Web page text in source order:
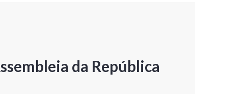
da República